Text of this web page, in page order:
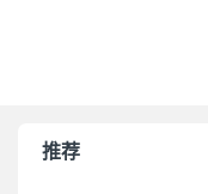
推荐